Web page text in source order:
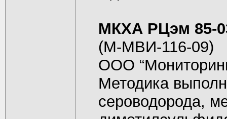
МКХА РЦэм 85-
(М-МВИ-116-09)
ООО
Методика
сероводорода,